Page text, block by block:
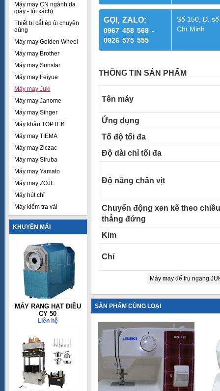
Máy may CN ngành da
giày - túi xách)
Thiết bị cắt ép ủi chuyên
dùng
Máy may Golden Wheel
Máy may Brother
Máy may Sunstar
Máy may Feiyue
Máy may Juki
Máy may Janome
Máy may Singer
Máy khâu TOPTEK
Máy may TIEMA
Máy may Ziczac
Máy may Siruba
Máy may Yamato
Máy may ZOJE
Máy hút chỉ
Máy kiểm tra vải
KHUYẾN MÃI
MÁY RANG HẠT ĐIỀU
CY 50
Liên hệ
GỌI, ZALO:
0967 458 568 -
0926 575 555
Số 150, Đ.
Chí Minh
THÔNG TIN SẢN PHẨM
Tên máy
Ứng dụng
Tố độ tối đa
Độ dài chỉ tối đa
Độ nâng chân vịt
Chuyển động xen kẽ theo chiều
thẳng đứng
Kim
Chỉ
Máy may đế trụ ngang
SẢN PHẨM CÙNG LOẠI